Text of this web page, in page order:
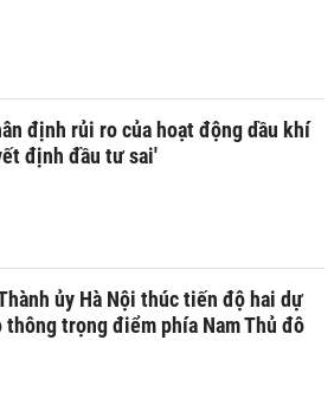
định rủi ro của hoạt động dầu khí
định đầu tư sai'
ủy Hà Nội thúc tiến độ hai dự
thông trọng điểm phía Nam Thủ đô